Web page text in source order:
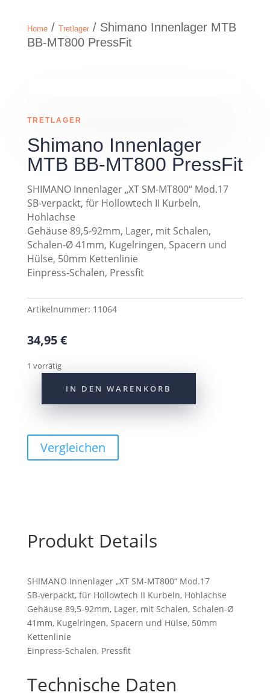
Home/ Tretlager/ Shimano Innenlager MTB
BB-MT800 PressFit
TRETLAGER
Shimano Innenlager
MTB BB-MT800 PressFit
SHIMANO Innenlager „XT SM-MT800“ Mod.17
SB-verpackt, für Hollowtech II Kurbeln,
Hohlachse
Gehäuse 89,5-92mm, Lager, mit Schalen,
Schalen-Ø 41mm, Kugelringen, Spacern und
Hülse, 50mm Kettenlinie
Einpress-Schalen, Pressfit
Artikelnummer: 11064
34,95€
1 vorrätig
BB-
MT800
IN DEN WARENKORB
Vergleichen
Produkt Details
SHIMANO Innenlager „XT SM-MT800“ Mod.17
SB-verpackt, für Hollowtech II Kurbeln, Hohlachse
Gehäuse 89,5-92mm, Lager, mit Schalen, Schalen-Ø
41mm, Kugelringen, Spacern und Hülse, 50mm
Kettenlinie
Einpress-Schalen, Pressfit
Technische Daten